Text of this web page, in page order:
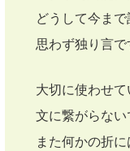
どうして今ま
思わず独り言で
大切に使わせ
文に繋がらない
また何かの折